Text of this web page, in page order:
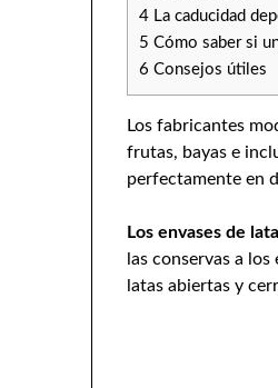
4 La caducidad
5 Cómo saber si
6 Consejos útiles
Los fabricantes
frutas, bayas e
perfectamente en
Los envases de
las conservas a
latas abiertas y